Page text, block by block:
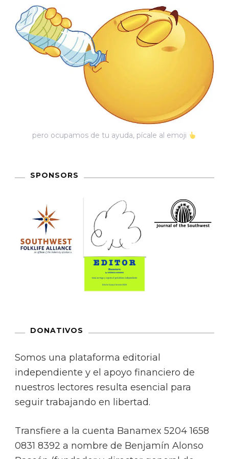
pero ocupamos de tu ayuda, pícale al emoji
SPONSORS
DONATIVOS
Somos una plataforma editorial
independiente y el apoyo financiero de
nuestros lectores resulta esencial para
seguir trabajando en libertad.
Transfiere a la cuenta Banamex 5204 1658
0831 8392 a nombre de Benjamín Alonso